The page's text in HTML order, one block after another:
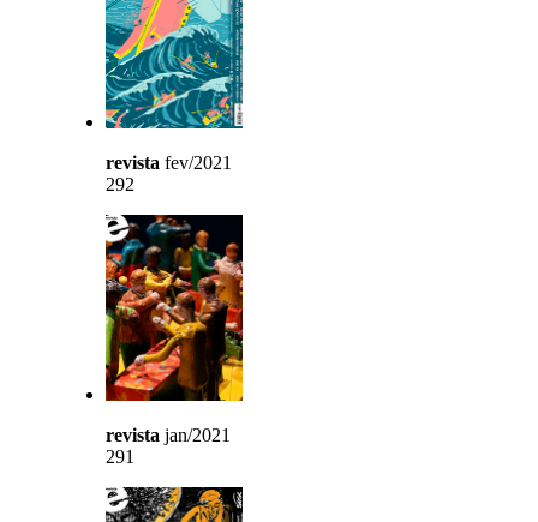
revista fev/2021
292
revista jan/2021
291